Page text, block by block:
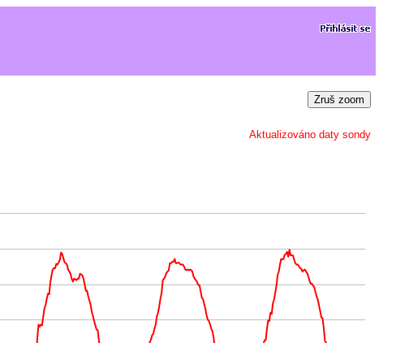
Zruš zoom
Aktualizováno daty sondy